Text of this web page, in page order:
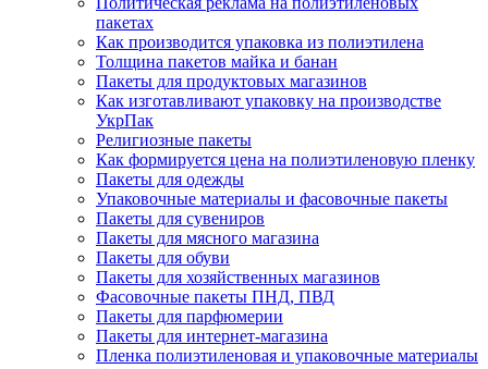
пакетах
Как производится упаковка из полиэтилена
Толщина пакетов майка и банан
Пакеты для продуктовых магазинов
Как изготавливают упаковку на производстве
УкрПак
Религиозные пакеты
Как формируется цена на полиэтиленовую пленку
Пакеты для одежды
Упаковочные материалы и фасовочные пакеты
Пакеты для сувениров
Пакеты для мясного магазина
Пакеты для обуви
Пакеты для хозяйственных магазинов
Фасовочные пакеты ПНД, ПВД
Пакеты для парфюмерии
Пакеты для интернет-магазина
Пленка полиэтиленовая и упаковочные материалы